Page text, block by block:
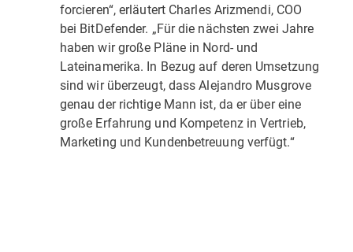
forcieren“, erläutert Charles Arizmendi, COO
bei BitDefender. „Für die nächsten zwei Jahre
haben wir große Pläne in Nord- und
Lateinamerika. In Bezug auf deren Umsetzung
sind wir überzeugt, dass Alejandro Musgrove
genau der richtige Mann ist, da er über eine
große Erfahrung und Kompetenz in Vertrieb,
Marketing und Kundenbetreuung verfügt.“